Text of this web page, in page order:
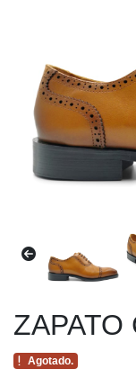
ZAPATO
Agotado.